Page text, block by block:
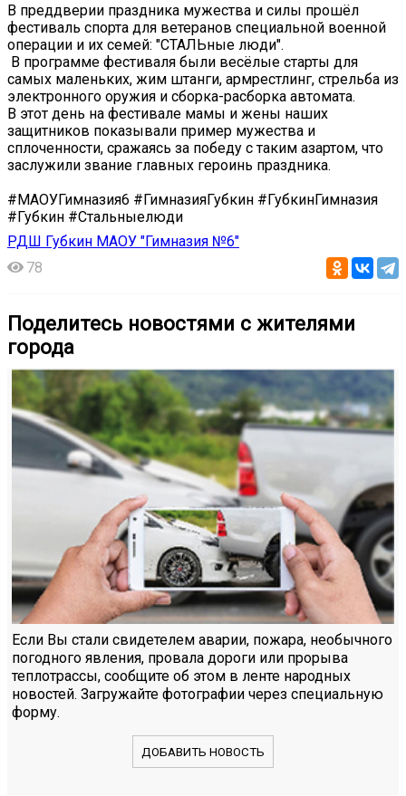
В преддверии праздника мужества и силы прошёл
фестиваль спорта для ветеранов специальной военной
операции и их семей: "СТАЛЬные люди".
️ В программе фестиваля были весёлые старты для
самых маленьких, жим штанги, армрестлинг, стрельба из
электронного оружия и сборка-расборка автомата.
В этот день на фестивале мамы и жены наших
защитников показывали пример мужества и
сплоченности, сражаясь за победу с таким азартом, что
заслужили звание главных героинь праздника.
#МАОУГимназия6 #ГимназияГубкин #ГубкинГимназия
#Губкин #Стальныелюди
РДШ Губкин МАОУ "Гимназия №6"
78
Поделитесь новостями с жителями
города
Если Вы стали свидетелем аварии, пожара, необычного
погодного явления, провала дороги или прорыва
теплотрассы, сообщите об этом в ленте народных
новостей. Загружайте фотографии через специальную
форму.
ДОБАВИТЬ НОВОСТЬ